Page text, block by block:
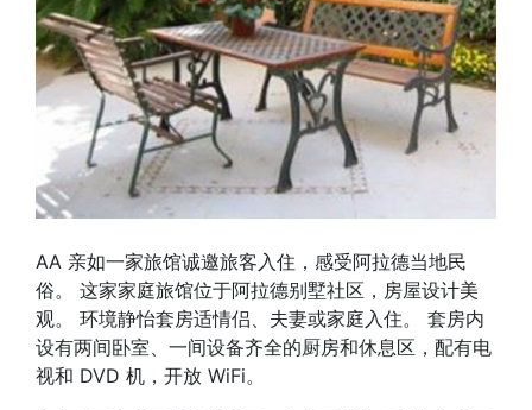
AA 亲如一家旅馆诚邀旅客入住，感受阿拉德当地民
俗。 这家家庭旅馆位于阿拉德别墅社区，房屋设计美
观。 环境静怡套房适情侣、夫妻或家庭入住。 套房内
设有两间卧室、一间设备齐全的厨房和休息区，配有电
视和 DVD 机，开放 WiFi。